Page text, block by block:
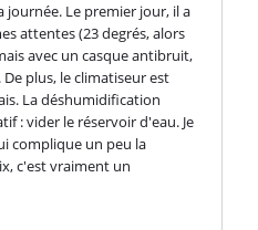
journée. Le premier jour, il a
attentes (23 degrés, alors
avec un casque antibruit,
plus, le climatiseur est
La déshumidification
: vider le réservoir d'eau. Je
complique un peu la
c'est vraiment un